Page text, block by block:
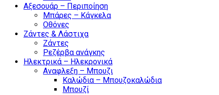
Αξεσουάρ – Περιποίηση
Μπάρες – Κάγκελα
Οθόνες
Ζάντες & Λάστιχα
Ζάντες
Ρεζέρβα ανάγκης
Ηλεκτρικά – Ηλεκρονικά
Αναφλεξη – Μπουζι
Καλώδια – Μπουζοκαλώδια
Μπουζί